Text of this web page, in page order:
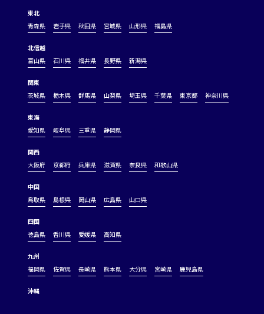
東北
青森県
岩手県 秋田県 宮城県 山形県 福島県
北信越
富山県
石川県 福井県 長野県 新潟県
関東
茨城県
栃木県 群馬県 山梨県 埼玉県 千葉県 東京都 神奈川県
東海
愛知県
岐阜県 三重県 静岡県
関西
大阪府
京都府 兵庫県 滋賀県 奈良県 和歌山県
中国
鳥取県
島根県 岡山県 広島県 山口県
四国
徳島県
香川県 愛媛県 高知県
九州
福岡県
佐賀県 長崎県 熊本県 大分県 宮崎県 鹿児島県
沖縄